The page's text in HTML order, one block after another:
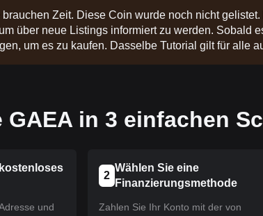
Zeit. Diese Coin wurde noch nicht
über neue Listings informiert zu werden. Sobald
um es zu kaufen. Dasselbe Tutorial gilt für alle
GAEA in 3 einfachen
und
2
Wählen Sie eine
Finanzierungsmethode
Zahlen Sie Ihr Konto mit der von